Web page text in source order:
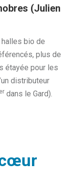
(Julien
bio de
plus de
étayée pour les
distributeur
erdans le Gard).